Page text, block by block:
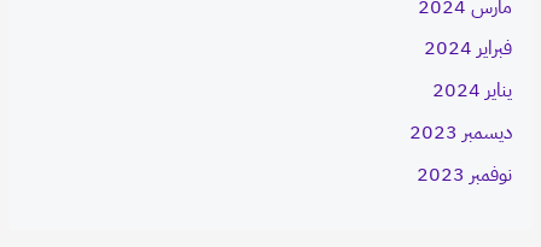
مارس 2024
فبراير 2024
يناير 2024
ديسمبر 2023
نوفمبر 2023